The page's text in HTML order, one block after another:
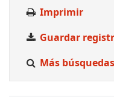
Imprimir
Guardar
Más búsquedas